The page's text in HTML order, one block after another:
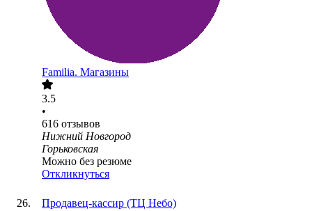
Familia. Магазины
3.5
•
616 отзывов
Нижний Новгород
Горьковская
Можно без резюме
Откликнуться
Продавец-кассир (ТЦ Небо)